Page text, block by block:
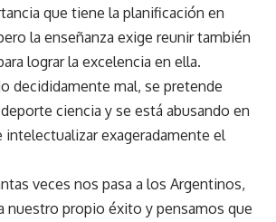
que tiene la planificación en
la enseñanza exige reunir también
lograr la excelencia en ella.
decididamente mal, se pretende
ciencia y se está abusando en
intelectualizar exageradamente el
veces nos pasa a los Argentinos,
nuestro propio éxito y pensamos que